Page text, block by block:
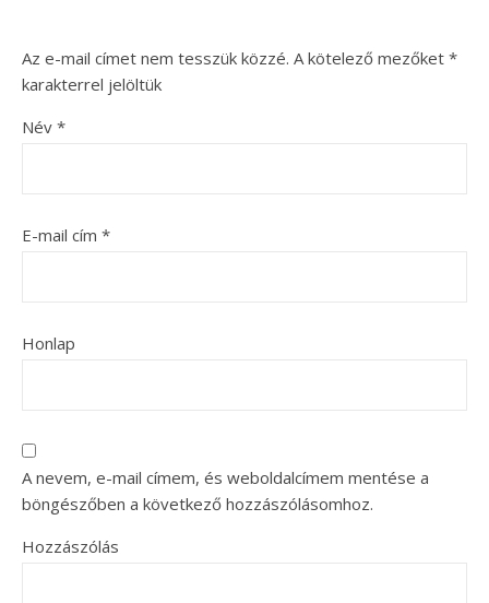
Az e-mail címet nem tesszük közzé. A kötelező mezőket *
karakterrel jelöltük
Név *
E-mail cím *
Honlap
A nevem, e-mail címem, és weboldalcímem mentése a
böngészőben a következő hozzászólásomhoz.
Hozzászólás